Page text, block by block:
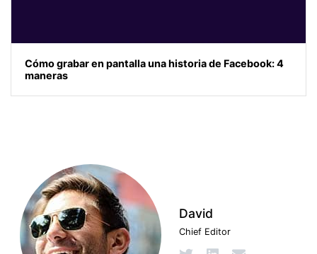
Cómo grabar en pantalla una historia de Facebook: 4
maneras
David
Chief Editor